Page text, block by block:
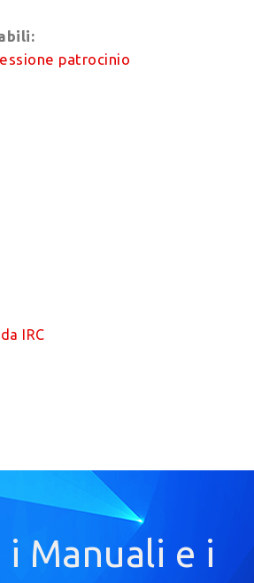
patrocinio
IRC
i Manuali e i